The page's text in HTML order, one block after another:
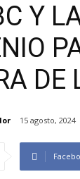
Y
DE
15 agosto, 2024